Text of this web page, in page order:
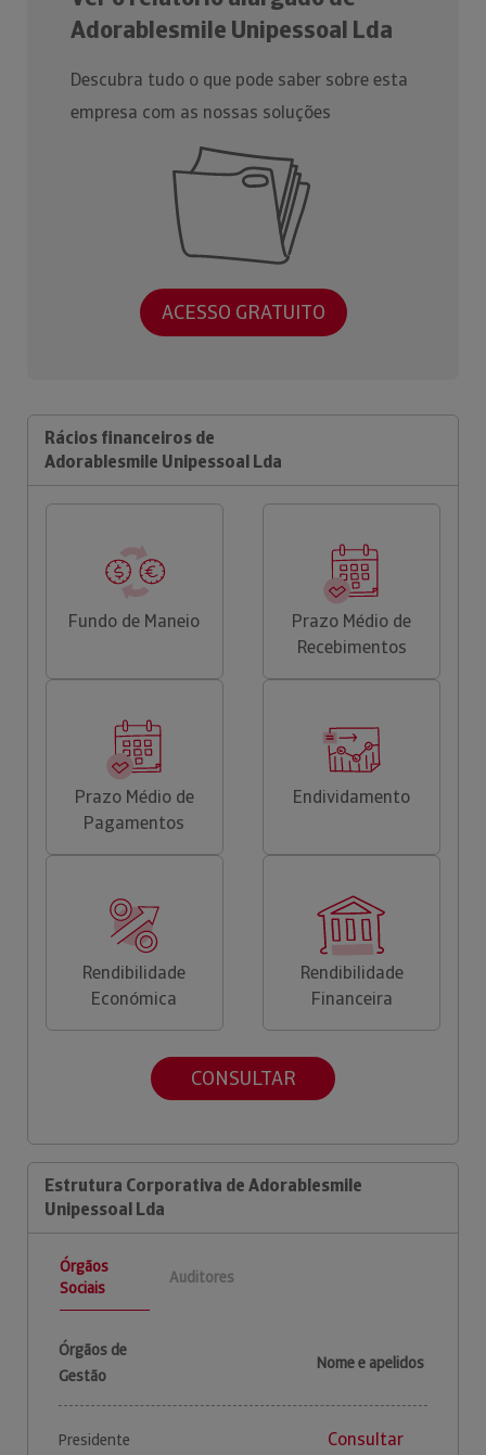
Adorablesmile Unipessoal Lda
Descubra tudo o que pode saber sobre esta
empresa com as nossas soluções
ACESSO GRATUITO
Rácios financeiros de
Adorablesmile Unipessoal Lda
Fundo de Maneio
Prazo Médio de
Recebimentos
Prazo Médio de
Pagamentos
Endividamento
Rendibilidade
Económica
Rendibilidade
Financeira
CONSULTAR
Estrutura Corporativa de Adorablesmile
Unipessoal Lda
Órgãos
Sociais
Auditores
Órgãos de
Gestão
Nome e apelidos
Presidente Consultar